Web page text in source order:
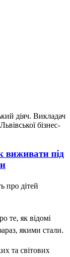
діяч. Викладач
бізнес-
виживати під
про дітей
те, як відомі
якими стали.
та світових